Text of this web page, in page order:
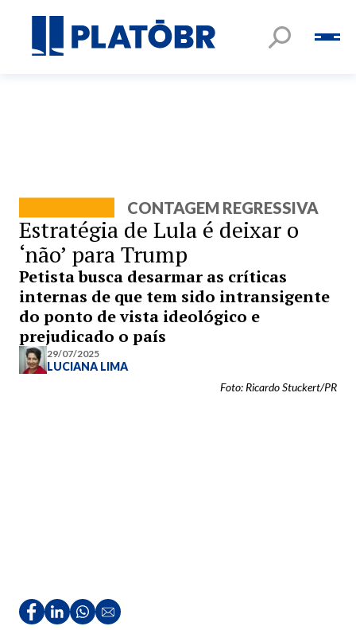
CONTAGEM REGRESSIVA
Estratégia de Lula é deixar o
‘não’ para Trump
Petista busca desarmar as críticas
internas de que tem sido intransigente
do ponto de vista ideológico e
prejudicado o país
29/07/2025
LUCIANA LIMA
Foto: Ricardo Stuckert/PR